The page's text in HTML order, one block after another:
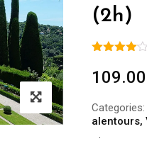
(2h)
109.00
Categories:
alentours,